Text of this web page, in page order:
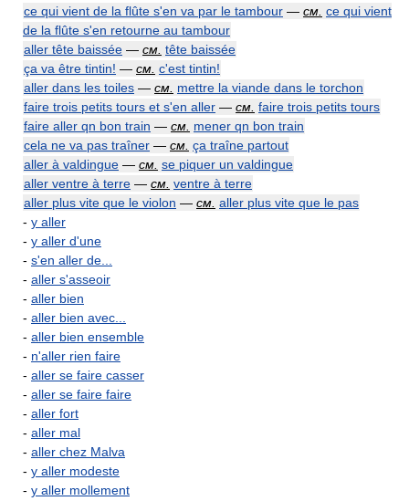
ce qui vient de la flûte s'en va par le tambour — см. ce qui vient
de la flûte s'en retourne au tambour
aller tête baissée — см. tête baissée
ça va être tintin! — см. c'est tintin!
aller dans les toiles — см. mettre la viande dans le torchon
faire trois petits tours et s'en aller — см. faire trois petits tours
faire aller qn bon train — см. mener qn bon train
cela ne va pas traîner — см. ça traîne partout
aller à valdingue — см. se piquer un valdingue
aller ventre à terre — см. ventre à terre
aller plus vite que le violon — см. aller plus vite que le pas
- y aller
- y aller d'une
- s'en aller de...
- aller s'asseoir
- aller bien
- aller bien avec...
- aller bien ensemble
- n'aller rien faire
- aller se faire casser
- aller se faire faire
- aller fort
- aller mal
- aller chez Malva
- y aller modeste
- y aller mollement